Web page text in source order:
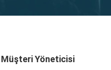
Müşteri Yöneticisi